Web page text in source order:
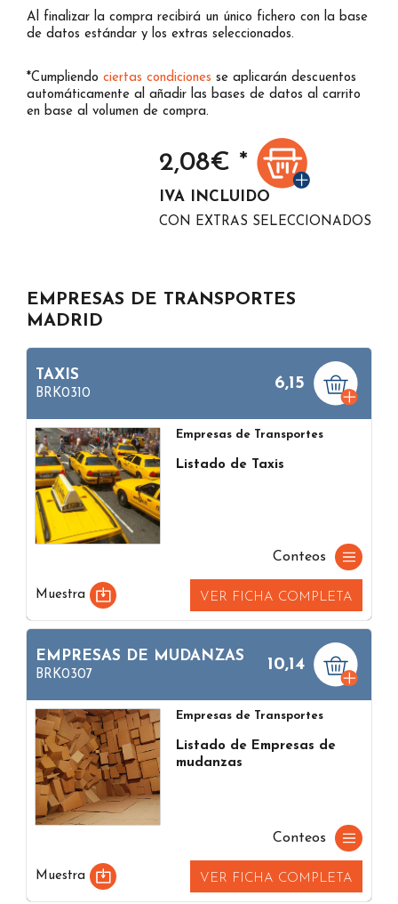
Al finalizar la compra recibirá un único fichero con la base
de datos estándar y los extras seleccionados.
*Cumpliendo ciertas condiciones se aplicarán descuentos
automáticamente al añadir las bases de datos al carrito
en base al volumen de compra.
2,08€ *
IVA INCLUIDO
CON EXTRAS SELECCIONADOS
EMPRESAS DE TRANSPORTES
MADRID
TAXIS
BRK0310
6,15
Empresas de Transportes
Listado de Taxis
Conteos
Muestra VER FICHA COMPLETA
EMPRESAS DE MUDANZAS
BRK0307
10,14
Empresas de Transportes
Listado de Empresas de
mudanzas
Conteos
Muestra VER FICHA COMPLETA